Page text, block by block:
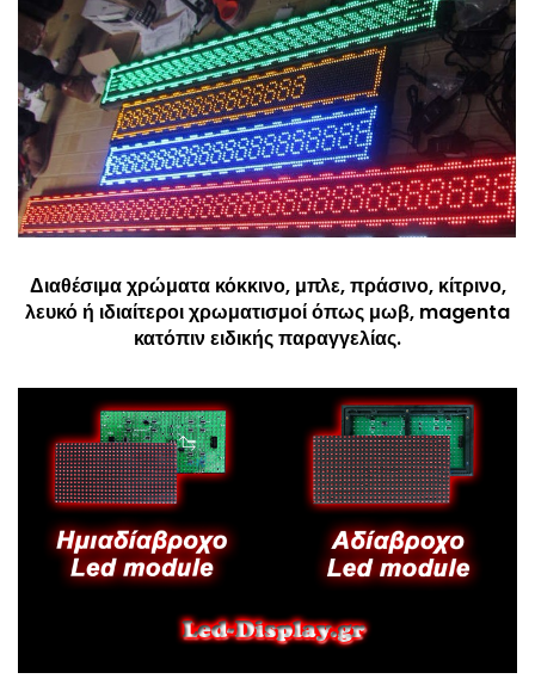
Διαθέσιμα χρώματα κόκκινο, μπλε, πράσινο, κίτρινο,
λευκό ή ιδιαίτεροι χρωματισμοί όπως μωβ, magenta
κατόπιν ειδικής παραγγελίας.